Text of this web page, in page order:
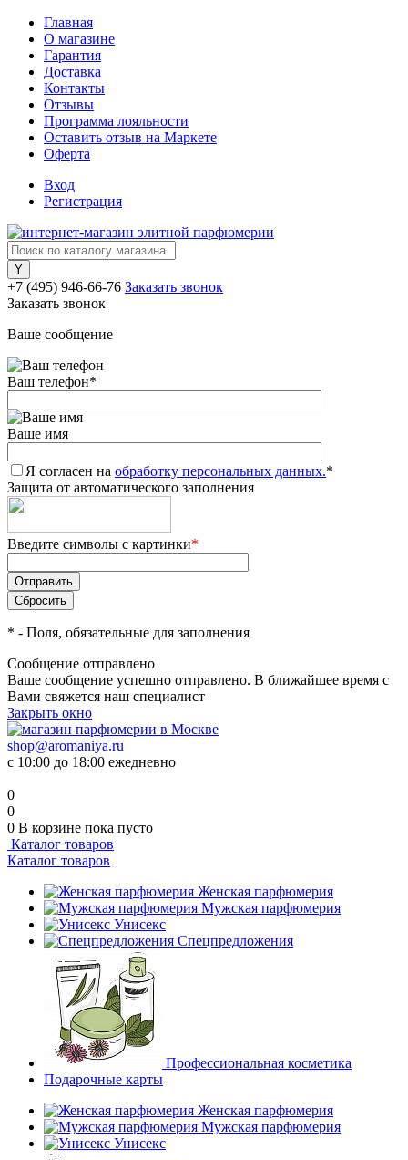
Главная
О магазине
Гарантия
Доставка
Контакты
Отзывы
Программа лояльности
Оставить отзыв на Маркете
Оферта
Вход
Регистрация
+7 (495) 946-66-76 Заказать звонок
Заказать звонок
Ваше сообщение
Ваш телефон*
Ваше имя
Я согласен на обработку персональных данных.*
Защита от автоматического заполнения
Введите символы с картинки*
* - Поля, обязательные для заполнения
Сообщение отправлено
Ваше сообщение успешно отправлено. В ближайшее время с
Вами свяжется наш специалист
Закрыть окно
shop@aromaniya.ru
с 10:00 до 18:00 ежедневно
0
0
0 В корзине пока пусто
Каталог товаров
Каталог товаров
Женская парфюмерия
Мужская парфюмерия
Унисекс
Спецпредложения
Профессиональная косметика
Подарочные карты
Женская парфюмерия
Мужская парфюмерия
Унисекс